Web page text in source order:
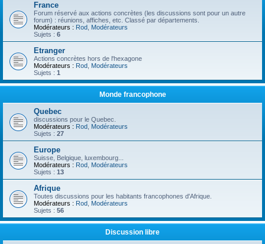
France
Forum réservé aux actions concrètes (les discussions sont pour un autre
forum) : réunions, affiches, etc. Classé par départements.
Modérateurs : Rod Modérateurs
Sujets : 6
Etranger
Actions concrètes hors de l'hexagone
Modérateurs : Rod Modérateurs
Sujets : 1
Monde francophone
Quebec
discussions pour le Quebec.
Modérateurs : Rod Modérateurs
Sujets : 27
Europe
Suisse, Belgique, luxembourg...
Modérateurs : Rod Modérateurs
Sujets : 13
Afrique
Toutes discussions pour les habitants francophones d'Afrique.
Modérateurs : Rod Modérateurs
Sujets : 56
Discussion libre